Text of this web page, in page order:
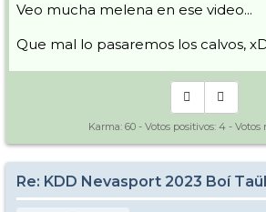
Veo mucha melena en ese video...
Que mal lo pasaremos los calvos,
Karma: 60 - Votos positivos: 4 - Votos
Re: KDD Nevasport 2023 Boí Taüll